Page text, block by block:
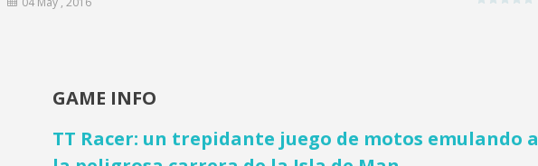
GAME INFO
TT Racer: un trepidante juego de motos emulando a